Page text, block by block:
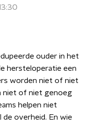
ouder in het
hersteloperatie een
worden niet of niet
niet of niet genoeg
helpen niet
de overheid. En wie